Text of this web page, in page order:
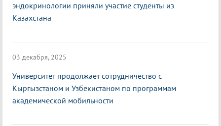
эндокринологии приняли участие студенты из
Казахстана
03 декабря, 2025
Университет продолжает сотрудничество с
Кыргызстаном и Узбекистаном по программам
академической мобильности